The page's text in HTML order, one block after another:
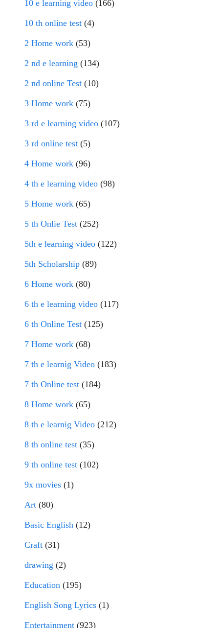
10 e learning video (166)
10 th online test (4)
2 Home work (53)
2 nd e learning (134)
2 nd online Test (10)
3 Home work (75)
3 rd e learning video (107)
3 rd online test (5)
4 Home work (96)
4 th e learning video (98)
5 Home work (65)
5 th Onlie Test (252)
5th e learning video (122)
5th Scholarship (89)
6 Home work (80)
6 th e learning video (117)
6 th Online Test (125)
7 Home work (68)
7 th e learnig Video (183)
7 th Online test (184)
8 Home work (65)
8 th e learnig Video (212)
8 th online test (35)
9 th online test (102)
9x movies (1)
Art (80)
Basic English (12)
Craft (31)
drawing (2)
Education (195)
English Song Lyrics (1)
Entertainment (923)